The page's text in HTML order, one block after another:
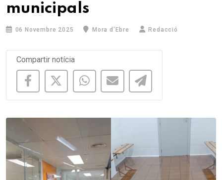
municipals
06 Novembre 2025 Mora d'Ebre Redacció
Compartir notícia